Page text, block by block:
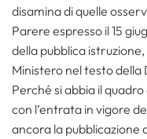
disamina di quelle
Parere espresso il 15
della pubblica
Ministero nel testo della
Perché si abbia il
con l’entrata in vigore
ancora la pubblicazione